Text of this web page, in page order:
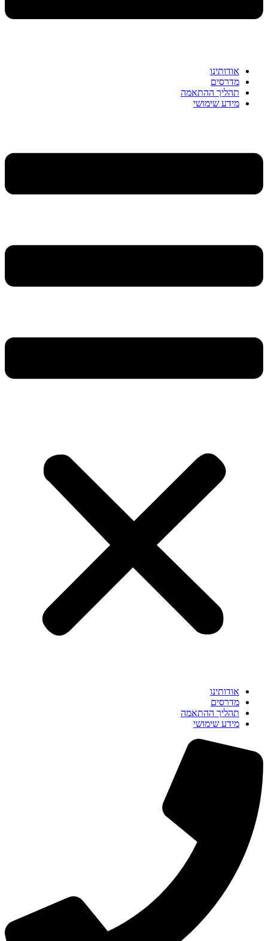
אודותינו
מדרסים
תהליך ההתאמה
מידע שימושי
אודותינו
מדרסים
תהליך ההתאמה
מידע שימושי